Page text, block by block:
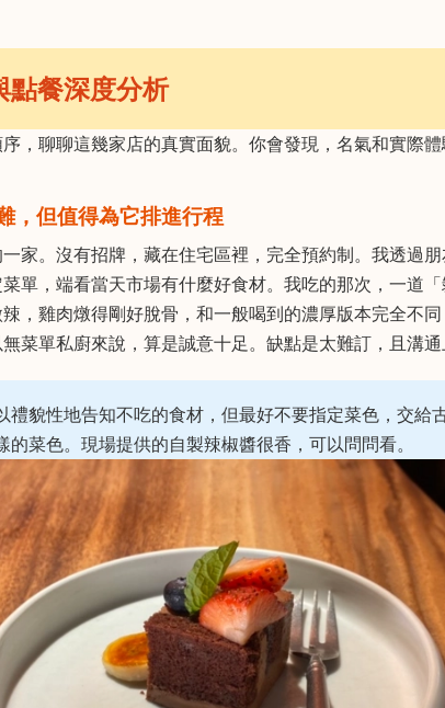
點餐深度分析
，聊聊這幾家店的真實面貌。你會發現，名氣和實際體
，但值得為它排進行程
家。沒有招牌，藏在住宅區裡，完全預約制。我透過
單，端看當天市場有什麼好食材。我吃的那次，一道
，雞肉燉得剛好脫骨，和一般喝到的濃厚版本完全不
菜單私廚來說，算是誠意十足。缺點是太難訂，且溝通
禮貌性地告知不吃的食材，但最好不要指定菜色，交給
的菜色。現場提供的自製辣椒醬很香，可以問問看。